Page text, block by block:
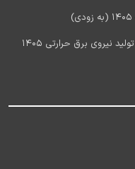
آخرین اخبار استخدام شرکت مادر تخصصی تولید نیروی برق حرارتی 1405